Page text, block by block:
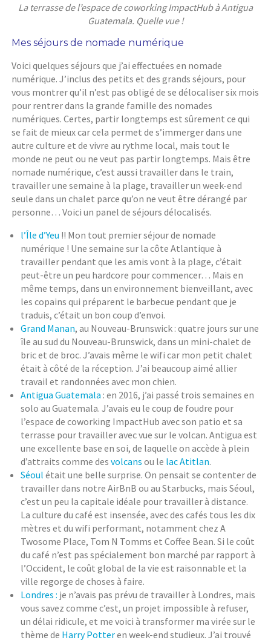
La terrasse de l’espace de coworking ImpactHub à Antigua
Guatemala. Quelle vue !
Mes séjours de nomade numérique
Voici quelques séjours que j’ai effectuées en nomade
numérique. J’inclus des petits et des grands séjours, pour
vous montrer qu’il n’est pas obligé de se délocaliser six mois
pour rentrer dans la grande famille des nomades
numériques. Certes, partir longtemps est sûrement ce qui
se fait de mieux car cela permet de s’immerger dans une
autre culture et de vivre au rythme local, mais tout le
monde ne peut ou ne veut pas partir longtemps. Mais être
nomade numérique, c’est aussi travailler dans le train,
travailler une semaine à la plage, travailler un week-end
seule dans un chalet parce qu’on ne veut être dérangé par
personne… Voici un panel de séjours délocalisés.
l’Île d’Yeu !! Mon tout premier séjour de nomade
numérique ! Une semaine sur la côte Atlantique à
travailler pendant que les amis vont à la plage, c’était
peut-être un peu hardcore pour commencer… Mais en
même temps, dans un environnement bienveillant, avec
les copains qui préparent le barbecue pendant que je
traduis, c’était un bon coup d’envoi.
Grand Manan, au Nouveau-Brunswick : quatre jours sur une
île au sud du Nouveau-Brunswick, dans un mini-chalet de
bric et de broc. J’avais même le wifi car mon petit chalet
était à côté de la réception. J’ai beaucoup aimé allier
travail et randonnées avec mon chien.
Antigua Guatemala : en 2016, j’ai passé trois semaines en
solo au Guatemala. J’avais eu le coup de foudre pour
l’espace de coworking ImpactHub avec son patio et sa
terrasse pour travailler avec vue sur le volcan. Antigua est
une excellente base en soi, de laquelle on accède à plein
d’attraits comme desvolcans ou le lac Atitlan.
Séoul était une belle surprise. On pensait se contenter de
travailler dans notre AirBnB ou au Starbucks, mais Séoul,
c’est un peu la capitale idéale pour travailler à distance.
La culture du café est insensée, avec des cafés tous les dix
mètres et du wifi performant, notamment chez A
Twosome Place, Tom N Tomms et Coffee Bean. Si le coût
du café n’est pas spécialement bon marché par rapport à
l’Occident, le coût global de la vie est raisonnable et la
ville regorge de choses à faire.
Londres : je n’avais pas prévu de travailler à Londres, mais
vous savez comme c’est, un projet impossible à refuser,
un délai ridicule, et me voici à transformer ma virée sur le
thème de Harry Potteren week-end studieux. J’ai trouvé